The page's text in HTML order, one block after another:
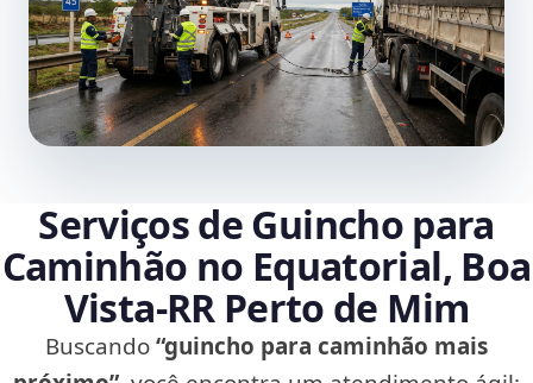
Serviços de Guincho para
Caminhão no Equatorial, Boa
Vista‑RR Perto de Mim
Buscando“guincho para caminhão mais